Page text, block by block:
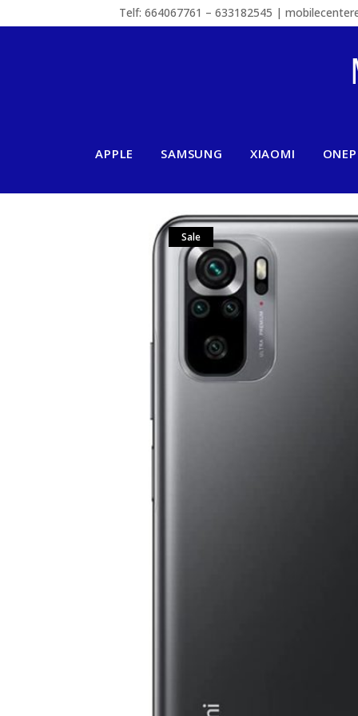
Telf: 664067761 – 633182545 |
APPLE SAMSUNG XIAOMI
Sale